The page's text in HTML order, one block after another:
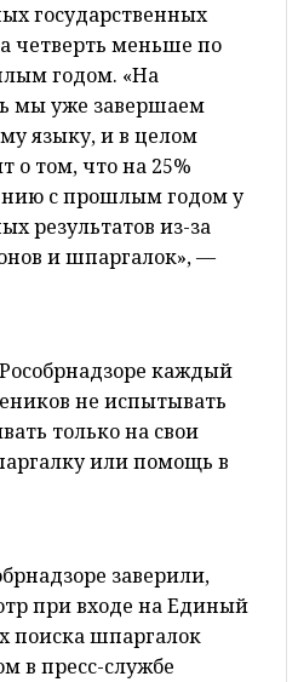
государственных
четверть меньше по
годом. «На
мы уже завершаем
языку, и в целом
о том, что на 25%
с прошлым годом у
результатов из-за
и шпаргалок», —
каждый
не испытывать
только на свои
или помощь в
заверили,
при входе на Единый
поиска шпаргалок
в пресс-службе